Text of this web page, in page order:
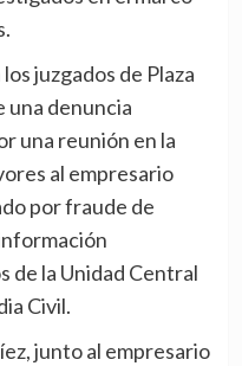
una denuncia
una reunión en la
al empresario
por fraude de
de la Unidad Central
Civil.